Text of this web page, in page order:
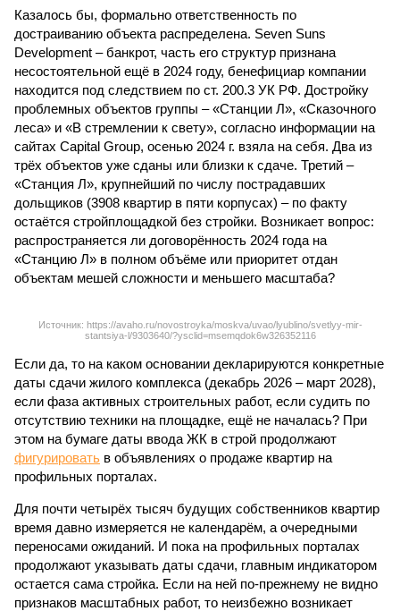
Казалось бы, формально ответственность по
достраиванию объекта распределена. Seven Suns
Development – банкрот, часть его структур признана
несостоятельной ещё в 2024 году, бенефициар компании
находится под следствием по ст. 200.3 УК РФ. Достройку
проблемных объектов группы – «Станции Л», «Сказочного
леса» и «В стремлении к свету», согласно информации на
сайтах Capital Group, осенью 2024 г. взяла на себя. Два из
трёх объектов уже сданы или близки к сдаче. Третий –
«Станция Л», крупнейший по числу пострадавших
дольщиков (3908 квартир в пяти корпусах) – по факту
остаётся стройплощадкой без стройки. Возникает вопрос:
распространяется ли договорённость 2024 года на
«Станцию Л» в полном объёме или приоритет отдан
объектам мешей сложности и меньшего масштаба?
Источник: https://avaho.ru/novostroyka/moskva/uvao/lyublino/svetlyy-mir-
stantsiya-l/9303640/?ysclid=msemqdok6w326352116
Если да, то на каком основании декларируются конкретные
даты сдачи жилого комплекса (декабрь 2026 – март 2028),
если фаза активных строительных работ, если судить по
отсутствию техники на площадке, ещё не началась? При
этом на бумаге даты ввода ЖК в строй продолжают
фигурировать в объявлениях о продаже квартир на
профильных порталах.
Для почти четырёх тысяч будущих собственников квартир
время давно измеряется не календарём, а очередными
переносами ожиданий. И пока на профильных порталах
продолжают указывать даты сдачи, главным индикатором
остается сама стройка. Если на ней по-прежнему не видно
признаков масштабных работ, то неизбежно возникает